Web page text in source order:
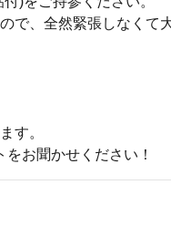
で、全然緊張しなくて
す。
お聞かせください！